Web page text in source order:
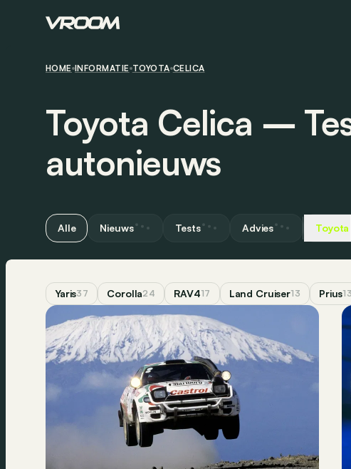
HOME INFORMATIE TOYOTA CELICA
Toyota Celica ―
autonieuws
Alle Nieuws Tests Advies Toyota
Yaris37 Corolla24 RAV417 Land Cruiser13 Prius13